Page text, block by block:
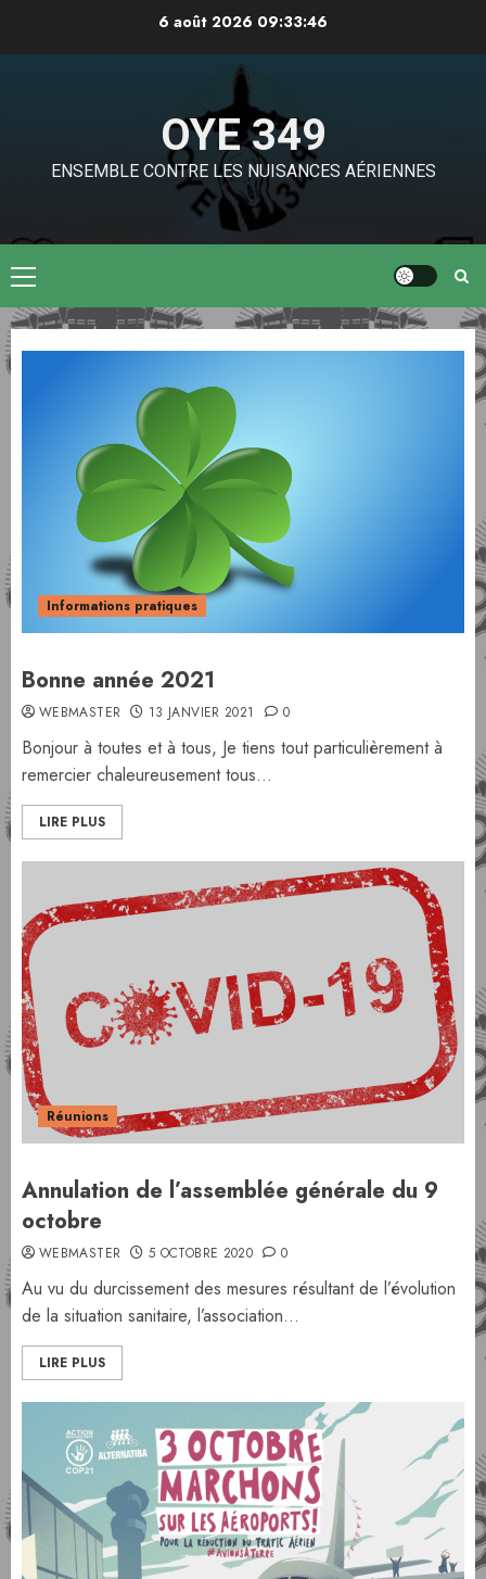
6 août 2026 09:33:47
OYE 349
ENSEMBLE CONTRE LES NUISANCES AÉRIENNES
Menu
principal
Informations pratiques
Bonne année 2021
WEBMASTER 13 JANVIER 2021 0
Bonjour à toutes et à tous, Je tiens tout particulièrement à
remercier chaleureusement tous...
LIRE PLUS
Réunions
Annulation de l’assemblée générale du 9
octobre
WEBMASTER 5 OCTOBRE 2020 0
Au vu du durcissement des mesures résultant de l’évolution
de la situation sanitaire, l’association...
LIRE PLUS